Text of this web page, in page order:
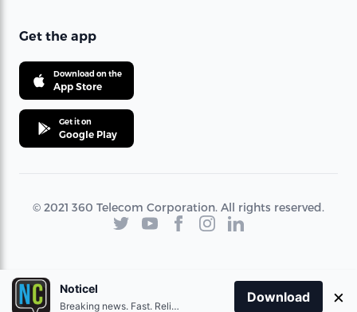
Get the app
Download on the
App Store
Get it on
Google Play
© 2021 360 Telecom Corporation. All rights reserved.
Noticel
Breaking news. Fast. Reliable.
Download ×